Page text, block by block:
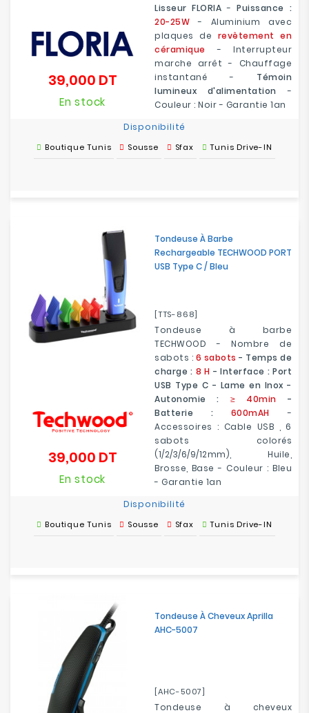
Lisseur FLORIA - Puissance :
20-25W - Aluminium avec
plaques de revêtement en
céramique
- Interrupteur
marche arrêt - Chauffage
instantané - Témoin
lumineux d'alimentation
-
Couleur : Noir - Garantie 1an
39,000 DTPrix
En stock
Disponibilité
Boutique Tunis Sousse Sfax Tunis Drive-IN
Tondeuse À Barbe
Rechargeable TECHWOOD PORT
USB Type C / Bleu
[TTS-868]
Tondeuse à barbe
TECHWOOD - Nombre de
sabots : 6 sabots - Temps de
charge : 8 H - Interface : Port
USB Type C - Lame en Inox -
Autonomie :
≥ 40min -
Batterie : 600mAH -
Accessoires : Cable USB , 6
sabots colorés
(1/2/3/6/9/12mm), Huile,
Brosse, Base - Couleur : Bleu
- Garantie 1an
39,000 DTPrix
En stock
Disponibilité
Boutique Tunis Sousse Sfax Tunis Drive-IN
Tondeuse À Cheveux Aprilla
AHC-5007
[AHC-5007]
Tondeuse à cheveux